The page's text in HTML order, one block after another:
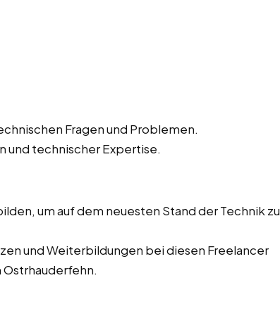
Fragen und Problemen.
und technischer Expertise.
um auf dem neuesten Stand der Technik zu
und Weiterbildungen bei diesen Freelancer